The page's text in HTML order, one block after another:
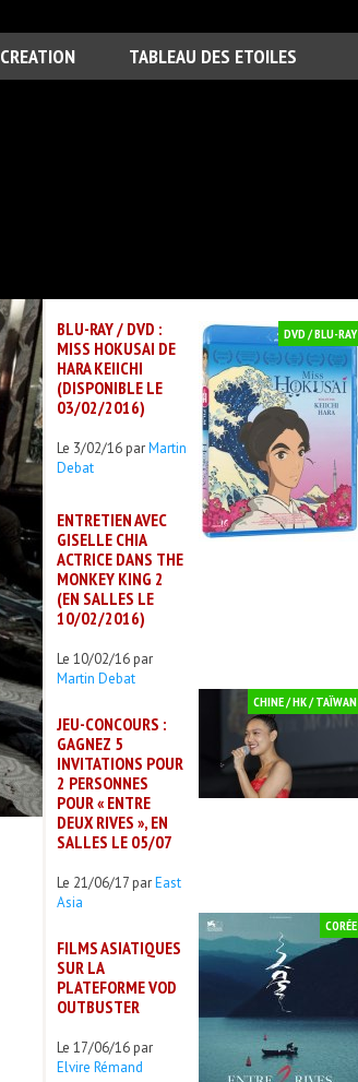
CREATION TABLEAU DES ETOILES
BLU-RAY / DVD :
MISS HOKUSAI DE
HARA KEIICHI
(DISPONIBLE LE
03/02/2016)
Le 3/02/16 parMartin
Debat
DVD / BLU-RAY
ENTRETIEN AVEC
GISELLE CHIA
ACTRICE DANS THE
MONKEY KING 2
(EN SALLES LE
10/02/2016)
Le 10/02/16 par
Martin Debat
CHINE / HK / TAÏWAN
JEU-CONCOURS :
GAGNEZ 5
INVITATIONS POUR
2 PERSONNES
POUR « ENTRE
DEUX RIVES », EN
SALLES LE 05/07
Le 21/06/17 parEast
Asia
CORÉE
FILMS ASIATIQUES
SUR LA
PLATEFORME VOD
OUTBUSTER
Le 17/06/16 par
Elvire Rémand